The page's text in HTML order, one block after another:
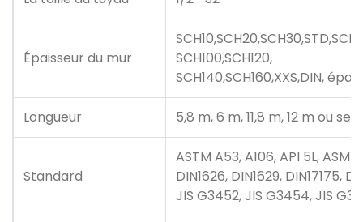
Épaisseur du mur
SCH100,SCH120,
SCH140,SCH160,XXS,DIN,
Longueur 5,8 m, 6 m, 11,8 m, 12 m ou
Standard
ASTM A53, A106, API 5L,
DIN1626, DIN1629, DIN17175,
JIS G3452, JIS G3454, JIS